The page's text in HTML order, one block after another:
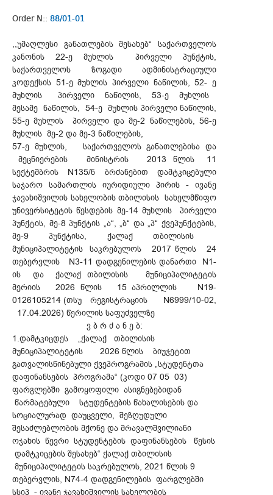
Order N:: 88/01-01
,,უმაღლესი განათლების შესახებ“ საქართველოს
კანონის 22-ე მუხლის პირველი პუნქტის,
საქართველოს ზოგადი ადმინისტრაციული
კოდექსის 51-ე მუხლის პირველი ნაწილის, 52- ე
მუხლის პირველი ნაწილის, 53-ე მუხლის
მესამე ნაწილის, 54-ე მუხლის პირველი ნაწილის,
55-ე მუხლის პირველი და მე-2 ნაწილების, 56-ე
მუხლის მე-2 და მე-3 ნაწილების,
57-ე მუხლის, საქართველოს განათლებისა და
მეცნიერების მინისტრის 2013 წლის 11
სექტემბრის N135/ნ ბრძანებით დამტკიცებული
საჯარო სამართლის იურიდიული პირის - ივანე
ჯავახიშვილის სახელობის თბილისის სახელმწიფო
უნივერსიტეტის წესდების მე-14 მუხლის პირველი
პუნქტის, მე-8 პუნქტის „ა“, „ბ“ და „პ“ ქვეპუნქტების,
მე-9 პუნქტისა, ქალაქ თბილისის
მუნიციპალიტეტის საკრებულოს 2017 წლის 24
თებერვლის N3-11 დადგენილების დანართი N1-
ის და ქალაქ თბილისის მუნიციპალიტეტის
მერიის 2026 წლის 15 აპრილლის N19-
0126105214 (თსუ რეგისტრაციის N6999/10-02,
17.04.2026) წერილის საფუძველზე
ვ ბ რ ძ ა ნ ე ბ:
1.დამტკიცდეს „ქალაქ თბილისის
მუნიციპალიტეტის 2026 წლის ბიუჯეტით
გათვალისწინებული ქვეპროგრამის „სტუდენტთა
დაფინანსების პროგრამა“ (კოდი 07 05 03)
ფარგლებში გამოყოფილი ასიგნებებიდან
წარმატებული სტუდენტების წახალისების და
სოციალურად დაუცველი, შეზღუდული
შესაძლებლობის მქონე და მრავალშვილიანი
ოჯახის წევრი სტუდენტების დაფინანსების წესის
დამტკიცების შესახებ“ ქალაქ თბილისის
მუნიციპალიტეტის საკრებულოს, 2021 წლის 9
თებერვლის, N74-4 დადგენილების ფარგლებში
სსიპ - ივანე ჯავახიშვილის სახელობის